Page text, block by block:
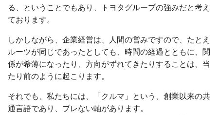
る、ということでもあり、トヨタグループの強みだと考え
ております。
しかしながら、企業経営は、人間の営みですので、たとえ
ルーツが同じであったとしても、時間の経過とともに、関
係が希薄になったり、方向がずれてきたりすることは、当
たり前のように起こります。
それでも、私たちには、「クルマ」という、創業以来の共
通言語であり、ブレない軸があります。